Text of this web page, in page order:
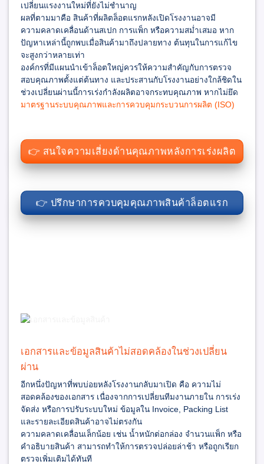
เปลี่ยนแรงงานใหม่ที่ยังไม่ชำนาญ
ผลที่ตามมาคือ สินค้าที่ผลิตล็อตแรกหลังเปิดโรงงานอาจมี
ความคลาดเคลื่อนด้านสเปก การแพ็ก หรือความสม่ำเสมอ หาก
ปัญหาเหล่านี้ถูกพบเมื่อสินค้ามาถึงปลายทาง ต้นทุนในการแก้ไข
จะสูงกว่าหลายเท่า
องค์กรที่มีแผนนำเข้าล็อตใหญ่ควรให้ความสำคัญกับการตรวจ
สอบคุณภาพตั้งแต่ต้นทาง และประสานกับโรงงานอย่างใกล้ชิดใน
ช่วงเปลี่ยนผ่านนี้การเร่งกำลังผลิตอาจกระทบคุณภาพ หากไม่ยึด
มาตรฐานระบบคุณภาพและการควบคุมกระบวนการผลิต (ISO)
👉 สนใจความเสี่ยงด้านคุณภาพหลังการเร่งผลิต
👉 ปรึกษาการควบคุมคุณภาพสินค้าล็อตแรก
เอกสารและข้อมูลสินค้าไม่สอดคล้องในช่วงเปลี่ยน
ผ่าน
อีกหนึ่งปัญหาที่พบบ่อยหลังโรงงานกลับมาเปิด คือ ความไม่
สอดคล้องของเอกสาร เนื่องจากการเปลี่ยนทีมงานภายใน การเร่ง
จัดส่ง หรือการปรับระบบใหม่ ข้อมูลใน Invoice, Packing List
และรายละเอียดสินค้าอาจไม่ตรงกัน
ความคลาดเคลื่อนเล็กน้อย เช่น น้ำหนักต่อกล่อง จำนวนแพ็ก หรือ
คำอธิบายสินค้า สามารถทำให้การตรวจปล่อยล่าช้า หรือถูกเรียก
ตรวจเพิ่มเติมได้ทันที